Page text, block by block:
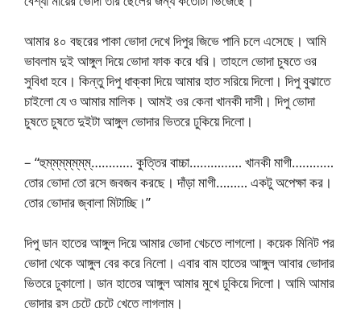
আমার ৪০ বছরের পাকা ভোদা দেখে দিপুর জিভে পানি চলে এসেছে। আমি
ভাবলাম দুই আঙ্গুল দিয়ে ভোদা ফাক করে ধরি। তাহলে ভোদা চুষতে ওর
সুবিধা হবে। কিন্তু দিপু ধাক্কা দিয়ে আমার হাত সরিয়ে দিলো। দিপু বুঝাতে
চাইলো যে ও আমার মালিক। আমই ওর কেনা খানকী দাসী। দিপু ভোদা
চুষতে চুষতে দুইটা আঙ্গুল ভোদার ভিতরে ঢুকিয়ে দিলো।
– “হুম্‌ম্‌ম্‌ম্‌ম্‌ম্‌ম্‌………… কুত্তির বাচ্চা…………… খানকী মাগী…………
তোর ভোদা তো রসে জবজব করছে। দাঁড়া মাগী……… একটু অপেক্ষা কর।
তোর ভোদার জ্বালা মিটাচ্ছি।”
দিপু ডান হাতের আঙ্গুল দিয়ে আমার ভোদা খেচতে লাগলো। কয়েক মিনিট পর
ভোদা থেকে আঙ্গুল বের করে নিলো। এবার বাম হাতের আঙ্গুল আবার ভোদার
ভিতরে ঢুকালো। ডান হাতের আঙ্গুল আমার মুখে ঢুকিয়ে দিলো। আমি আমার
ভোদার রস চেটে চেটে খেতে লাগলাম।